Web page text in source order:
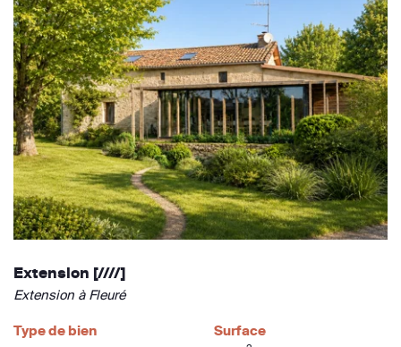
Extension [////]
Extension à Fleuré
Type de bien
Surface